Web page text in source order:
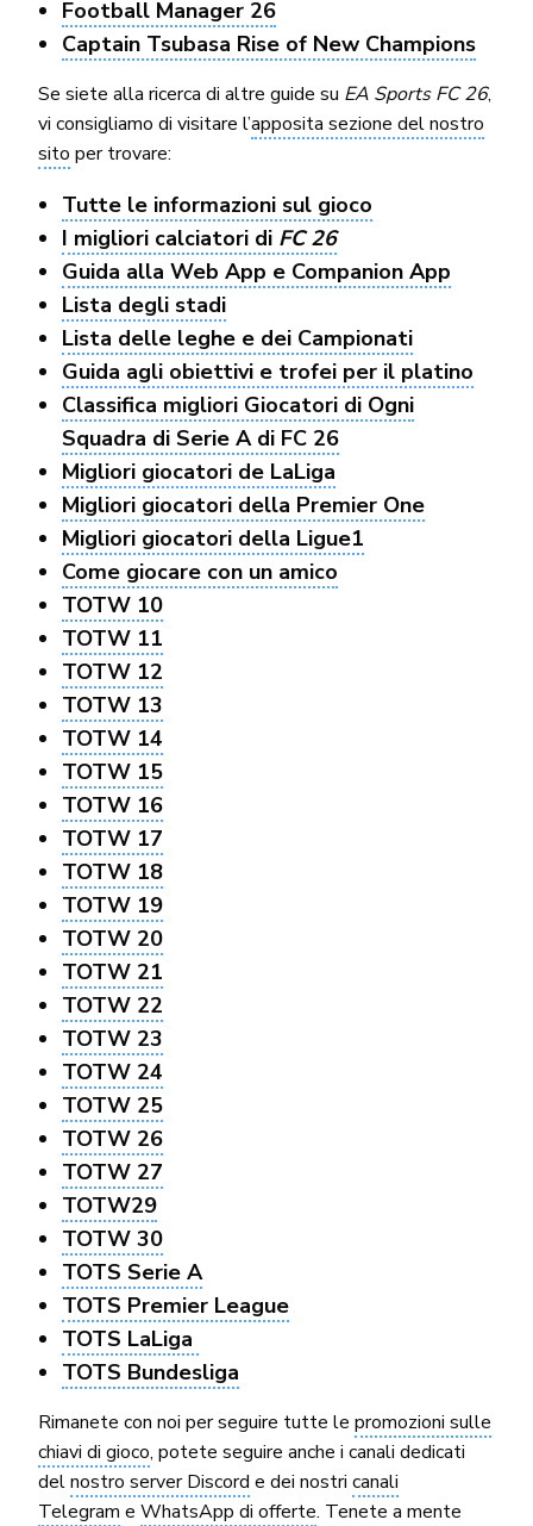
Football Manager 26
Captain Tsubasa Rise of New Champions
Se siete alla ricerca di altre guide su EA Sports FC 26,
vi consigliamo di visitare l’apposita sezione del nostro
sito per trovare:
Tutte le informazioni sul gioco
I migliori calciatori di FC 26
Guida alla Web App e Companion App
Lista degli stadi
Lista delle leghe e dei Campionati
Guida agli obiettivi e trofei per il platino
Classifica migliori Giocatori di Ogni
Squadra di Serie A di FC 26
Migliori giocatori de LaLiga
Migliori giocatori della Premier One
Migliori giocatori della Ligue1
Come giocare con un amico
TOTW 10
TOTW 11
TOTW 12
TOTW 13
TOTW 14
TOTW 15
TOTW 16
TOTW 17
TOTW 18
TOTW 19
TOTW 20
TOTW 21
TOTW 22
TOTW 23
TOTW 24
TOTW 25
TOTW 26
TOTW 27
TOTW29
TOTW 30
TOTS Serie A
TOTS Premier League
TOTS LaLiga
TOTS Bundesliga
Rimanete con noi per seguire tutte lepromozioni sulle
chiavi di gioco, potete seguire anche i canali dedicati
delnostro server Discord e dei nostricanali
Telegram e WhatsApp di offerte. Tenete a mente